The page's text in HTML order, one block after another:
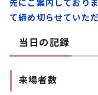
先にご案内しており
て締め切らせていた
当日の記録
来場者数